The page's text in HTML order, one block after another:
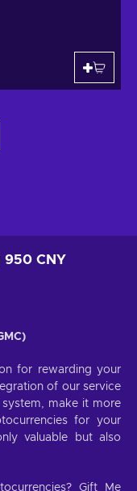
950 CNY
for rewarding your
of our service
make it more
for your
valuable but also
Gift Me